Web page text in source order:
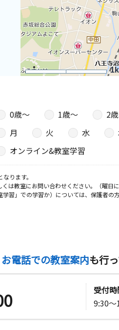
0歳〜 1歳〜 2
月 火 水
オンライン&教室学習
ります。
は教室にお問い合わせください。（曜日
習」での学習か）については、保護者の
お電話での教室案内も行
受付
9:30～